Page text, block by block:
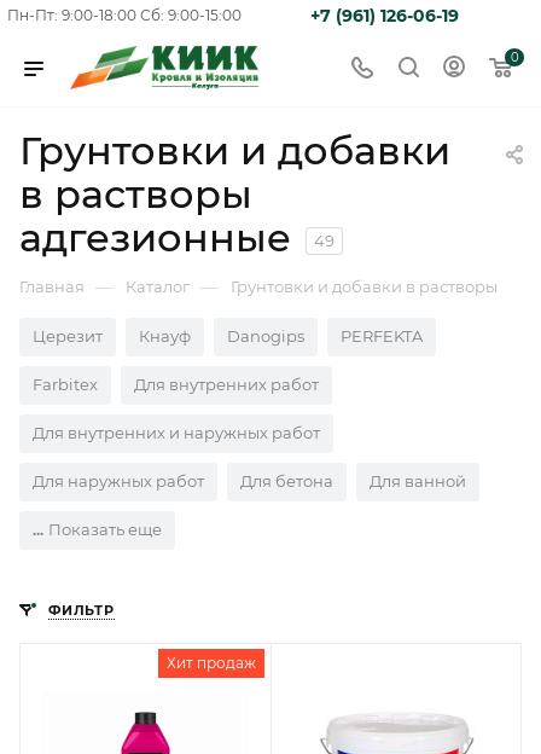
Пн-Пт: 9:00-18:00 Сб: 9:00-15:00 +7 (961) 126-06-19
0
Грунтовки и добавки
в растворы
адгезионные
49
Главная — Каталог — Грунтовки и добавки в растворы
Церезит Кнауф Danogips PERFEKTA
Farbitex Для внутренних работ
Для внутренних и наружных работ
Для наружных работ Для бетона Для ванной
Показать еще
ФИЛЬТР
Хит продаж